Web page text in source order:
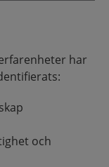
har
och